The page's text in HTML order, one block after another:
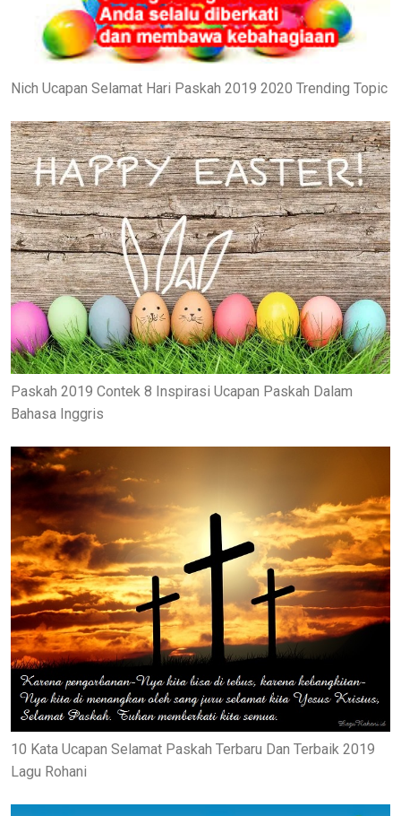
Nich Ucapan Selamat Hari Paskah 2019 2020 Trending Topic
Paskah 2019 Contek 8 Inspirasi Ucapan Paskah Dalam
Bahasa Inggris
10 Kata Ucapan Selamat Paskah Terbaru Dan Terbaik 2019
Lagu Rohani